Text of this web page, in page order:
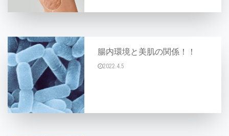
腸内環境と美肌の関係！！
2022.4.5